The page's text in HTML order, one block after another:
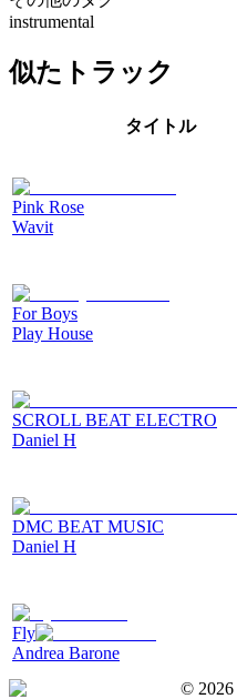
instrumental
似たトラック
タイトル
Pink Rose
Wavit
For Boys
Play House
SCROLL BEAT ELECTRO
Daniel H
DMC BEAT MUSIC
Daniel H
Fly
Andrea Barone
© 2026